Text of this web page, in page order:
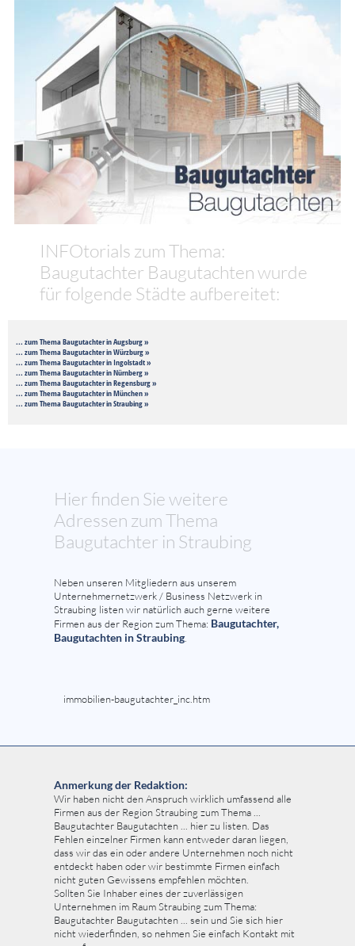
INFOtorials zum Thema:
Baugutachter Baugutachten wurde
für folgende Städte aufbereitet:
... zum Thema Baugutachter in Augsburg »
... zum Thema Baugutachter in Würzburg »
... zum Thema Baugutachter in Ingolstadt »
... zum Thema Baugutachter in Nürnberg »
... zum Thema Baugutachter in Regensburg »
... zum Thema Baugutachter in München »
... zum Thema Baugutachter in Straubing »
Hier finden Sie weitere
Adressen zum Thema
Baugutachter in Straubing
Neben unseren Mitgliedern aus unserem
Unternehmernetzwerk / Business Netzwerk in
Straubing listen wir natürlich auch gerne weitere
Firmen aus der Region zum Thema: Baugutachter,
Baugutachten in Straubing
immobilien-baugutachter_inc.htm
Anmerkung der Redaktion:
Wir haben nicht den Anspruch wirklich umfassend alle
Firmen aus der Region Straubing zum Thema ...
Baugutachter Baugutachten ... hier zu listen. Das
Fehlen einzelner Firmen kann entweder daran liegen,
dass wir das ein oder andere Unternehmen noch nicht
entdeckt haben oder wir bestimmte Firmen einfach
nicht guten Gewissens empfehlen möchten.
Sollten Sie Inhaber eines der zuverlässigen
Unternehmen im Raum Straubing zum Thema:
Baugutachter Baugutachten ... sein und Sie sich hier
nicht wiederfinden, so nehmen Sie einfach Kontakt mit